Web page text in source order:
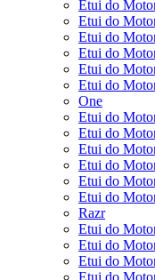
Etui do
Etui do
Etui do
Etui do
Etui do
Etui do
One
Etui do
Etui do
Etui do
Etui do
Etui do
Etui do
Razr
Etui do
Etui do
Etui do
Etui do